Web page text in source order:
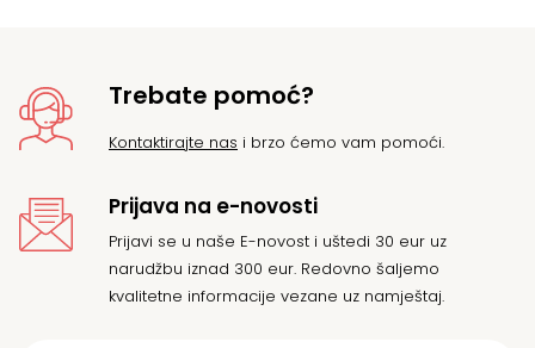
Trebate pomoć?
Kontaktirajte nas i brzo ćemo vam pomoći.
Prijava na e-novosti
Prijavi se u naše E-novost i uštedi 30 eur uz
narudžbu iznad 300 eur. Redovno šaljemo
kvalitetne informacije vezane uz namještaj.